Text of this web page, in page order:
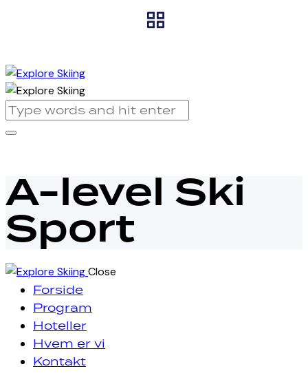
A-level Ski
Sport
Close
Forside
Program
Hoteller
Hvem er vi
Kontakt